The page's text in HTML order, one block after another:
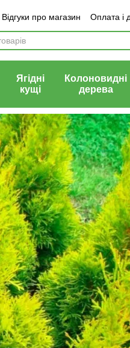
Відгуки про магазин Оплата і
Публічний договір
Ягідні
кущі
Колоновидні
дерева